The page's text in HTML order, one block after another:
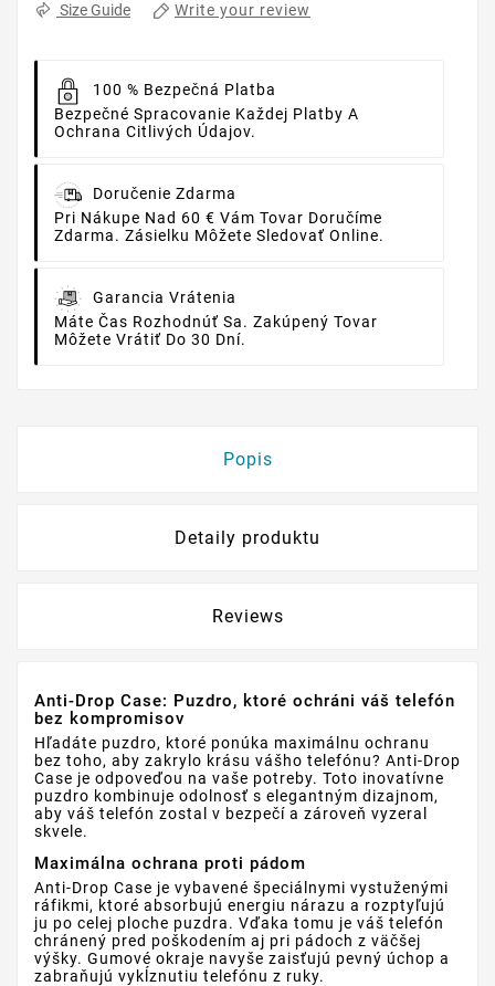
Size Guide Write your review
100 % Bezpečná Platba
Bezpečné Spracovanie Každej Platby A
Ochrana Citlivých Údajov.
Doručenie Zdarma
Pri Nákupe Nad 60 € Vám Tovar Doručíme
Zdarma. Zásielku Môžete Sledovať Online.
Garancia Vrátenia
Máte Čas Rozhodnúť Sa. Zakúpený Tovar
Môžete Vrátiť Do 30 Dní.
Popis
Detaily produktu
Reviews
Anti-Drop Case: Puzdro, ktoré ochráni váš telefón
bez kompromisov
Hľadáte puzdro, ktoré ponúka maximálnu ochranu
bez toho, aby zakrylo krásu vášho telefónu? Anti-Drop
Case je odpoveďou na vaše potreby. Toto inovatívne
puzdro kombinuje odolnosť s elegantným dizajnom,
aby váš telefón zostal v bezpečí a zároveň vyzeral
skvele.
Maximálna ochrana proti pádom
Anti-Drop Case je vybavené špeciálnymi vystuženými
ráfikmi, ktoré absorbujú energiu nárazu a rozptyľujú
ju po celej ploche puzdra. Vďaka tomu je váš telefón
chránený pred poškodením aj pri pádoch z väčšej
výšky. Gumové okraje navyše zaisťujú pevný úchop a
zabraňujú vykĺznutiu telefónu z ruky.